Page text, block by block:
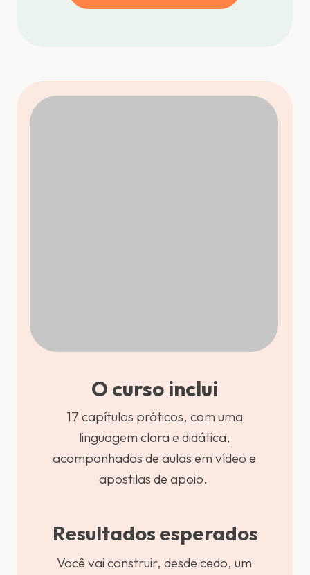
O curso inclui
17 capítulos práticos, com uma
linguagem clara e didática,
acompanhados de aulas em vídeo e
apostilas de apoio.
Resultados esperados
Você vai construir, desde cedo, um